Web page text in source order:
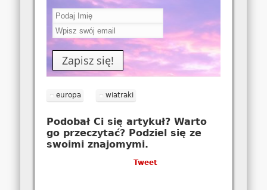
europa wiatraki
Podobał Ci się artykuł? Warto
go przeczytać? Podziel się ze
swoimi znajomymi.
Tweet